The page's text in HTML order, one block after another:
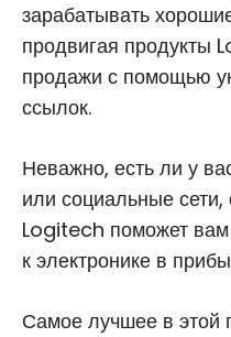
зарабатывать
продвигая продукты
продажи с помощью
ссылок.
Неважно, есть ли у
или социальные сети,
Logitech поможет вам
к электронике в
Самое лучшее в этой